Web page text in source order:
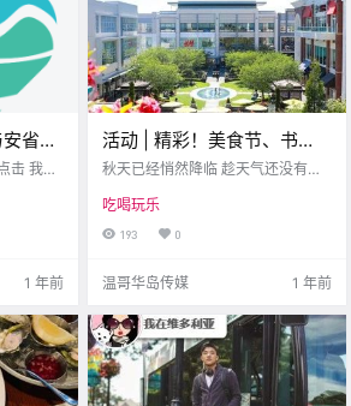
省、
议，
1 年前
活动 | 精彩！美食节、书
展、秋季集市……这个周末的
秋天已经悄然降临 趁天气还没有变
美好时光啦~ 维多利亚这个周末 有
不少充满活力的活动 不管你是想品
吃喝玩乐
193 0
温哥华岛传媒 1 年前